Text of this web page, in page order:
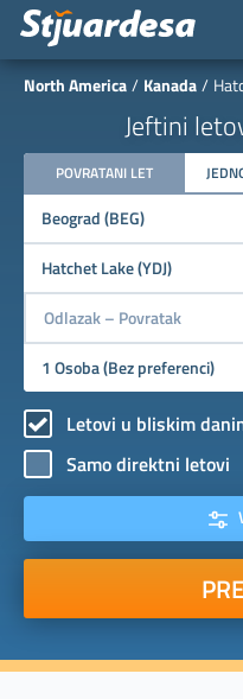
North America Kanada
Jeftini
POVRATANI LET
Letovi u bliskim
Samo direktni letovi